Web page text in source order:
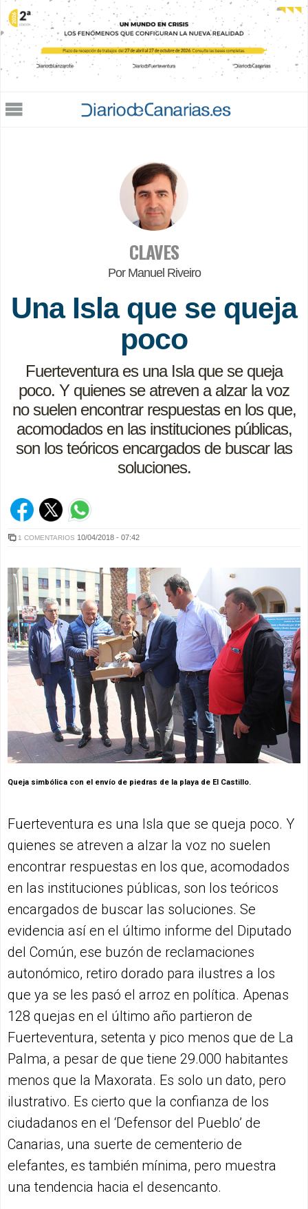
Jump to navigation
CLAVES
Por Manuel Riveiro
Una Isla que se queja
poco
Fuerteventura es una Isla que se queja
poco. Y quienes se atreven a alzar la voz
no suelen encontrar respuestas en los que,
acomodados en las instituciones públicas,
son los teóricos encargados de buscar las
soluciones.
1 COMENTARIOS 10/04/2018 - 07:42
Queja simbólica con el envío de piedras de la playa de El Castillo.
Fuerteventura es una Isla que se queja poco. Y
quienes se atreven a alzar la voz no suelen
encontrar respuestas en los que, acomodados
en las instituciones públicas, son los teóricos
encargados de buscar las soluciones. Se
evidencia así en el último informe del Diputado
del Común, ese buzón de reclamaciones
autonómico, retiro dorado para ilustres a los
que ya se les pasó el arroz en política. Apenas
128 quejas en el último año partieron de
Fuerteventura, setenta y pico menos que de La
Palma, a pesar de que tiene 29.000 habitantes
menos que la Maxorata. Es solo un dato, pero
ilustrativo. Es cierto que la confianza de los
ciudadanos en el ‘Defensor del Pueblo’ de
Canarias, una suerte de cementerio de
elefantes, es también mínima, pero muestra
una tendencia hacia el desencanto.